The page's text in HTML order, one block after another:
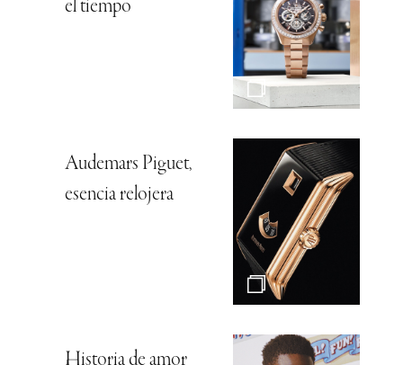
el tiempo
Audemars Piguet,
esencia relojera